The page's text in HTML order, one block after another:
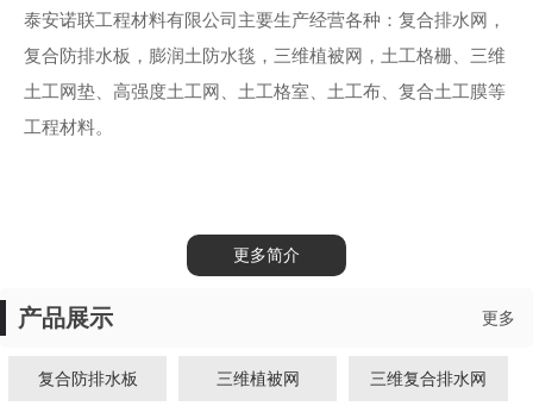
泰安诺联工程材料有限公司主要生产经营各种：复合排水网，
复合防排水板，膨润土防水毯，三维植被网，土工格栅、三维
土工网垫、高强度土工网、土工格室、土工布、复合土工膜等
工程材料。
更多简介
产品展示 更多
复合防排水板 三维植被网 三维复合排水网